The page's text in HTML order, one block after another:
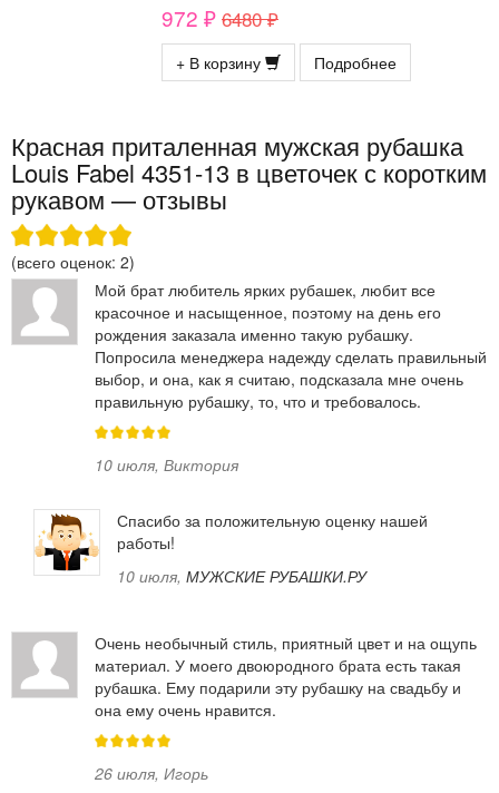
972 ₽ 6480 ₽
+ В корзину Подробнее
Красная приталенная мужская рубашка
Louis Fabel 4351-13 в цветочек с коротким
рукавом — отзывы
(всего оценок: 2)
Мой брат любитель ярких рубашек, любит все
красочное и насыщенное, поэтому на день его
рождения заказала именно такую рубашку.
Попросила менеджера надежду сделать правильный
выбор, и она, как я считаю, подсказала мне очень
правильную рубашку, то, что и требовалось.
10 июля, Виктория
Спасибо за положительную оценку нашей
работы!
10 июля, МУЖСКИЕ РУБАШКИ.РУ
Очень необычный стиль, приятный цвет и на ощупь
материал. У моего двоюродного брата есть такая
рубашка. Ему подарили эту рубашку на свадьбу и
она ему очень нравится.
26 июля, Игорь